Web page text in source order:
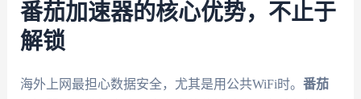
番茄加速器的核心优势，不止于
解锁
海外上网最担心数据安全，尤其是用公共WiFi时。 番茄